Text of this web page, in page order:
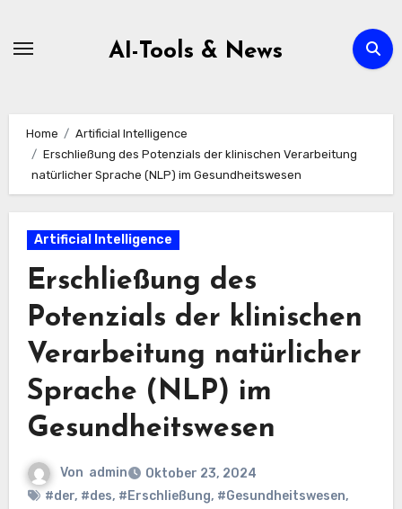
AI-Tools & News
Home
Artificial Intelligence
Erschließung des Potenzials der klinischen Verarbeitung
natürlicher Sprache (NLP) im Gesundheitswesen
Artificial Intelligence
Erschließung des
Potenzials der klinischen
Verarbeitung natürlicher
Sprache (NLP) im
Gesundheitswesen
Von admin
Oktober 23, 2024
#der, #des, #Erschließung, #Gesundheitswesen,